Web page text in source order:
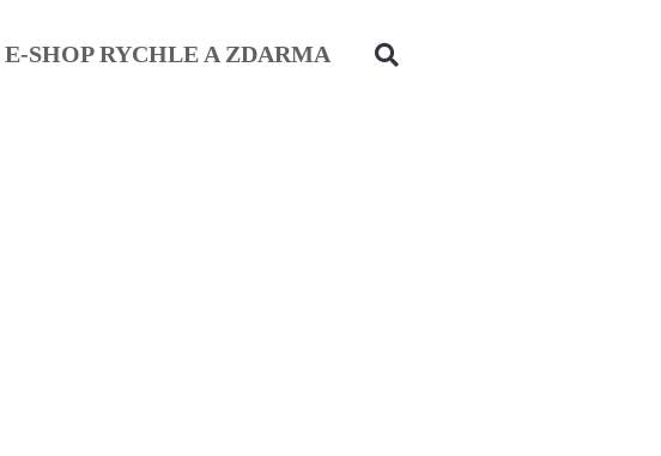
E-SHOP RYCHLE A ZDARMA